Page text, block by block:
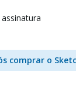
comprar o